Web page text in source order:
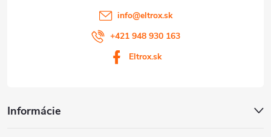
info@eltrox.sk
+421 948 930 163
Eltrox.sk
Informácie